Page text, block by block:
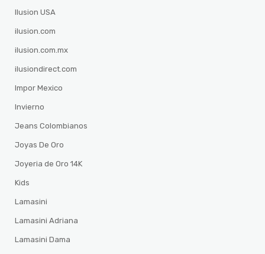
Ilusion USA
ilusion.com
ilusion.com.mx
ilusiondirect.com
Impor Mexico
Invierno
Jeans Colombianos
Joyas De Oro
Joyeria de Oro 14K
Kids
Lamasini
Lamasini Adriana
Lamasini Dama